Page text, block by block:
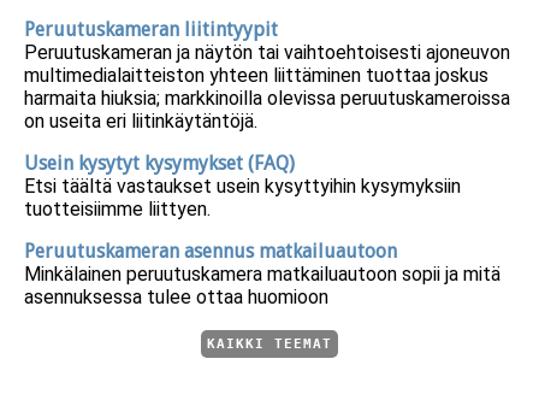
Peruutuskameran liitintyypit
Peruutuskameran ja näytön tai vaihtoehtoisesti ajoneuvon
multimedialaitteiston yhteen liittäminen tuottaa joskus
harmaita hiuksia; markkinoilla olevissa peruutuskameroissa
on useita eri liitinkäytäntöjä.
Usein kysytyt kysymykset (FAQ)
Etsi täältä vastaukset usein kysyttyihin kysymyksiin
tuotteisiimme liittyen.
Peruutuskameran asennus matkailuautoon
Minkälainen peruutuskamera matkailuautoon sopii ja mitä
asennuksessa tulee ottaa huomioon
KAIKKI TEEMAT